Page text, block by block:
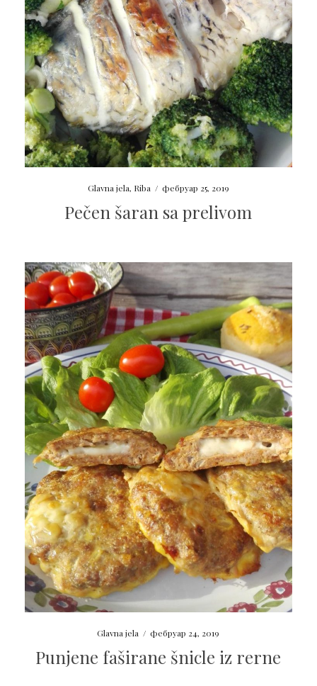
Glavna jela, Riba / фебруар 25, 2019
Pečen šaran sa prelivom
Glavna jela / фебруар 24, 2019
Punjene faširane šnicle iz rerne